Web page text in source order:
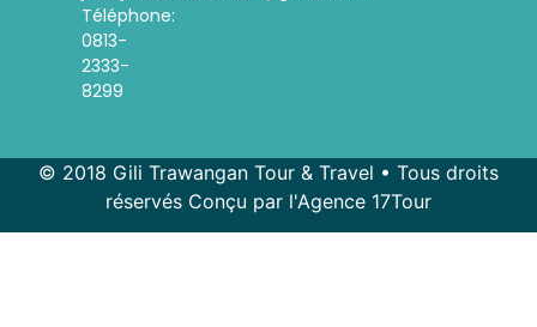
Téléphone:
0813-
2333-
8299
© 2018 Gili Trawangan Tour & Travel • Tous droits
réservés Conçu par l'Agence 17Tour